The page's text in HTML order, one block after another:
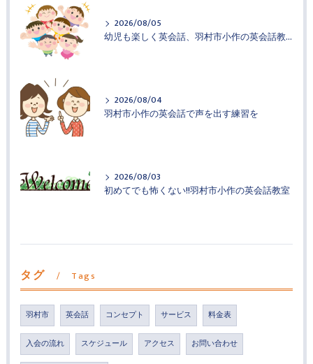
2026/08/05
幼児も楽しく英会話、羽村市小作の英会話教室
2026/08/04
羽村市小作の英会話で声を出す練習を
2026/08/03
初めてでも怖くない!!羽村市小作の英会話教室
タグ Tags
羽村市 英会話 コンセプト サービス 料金表
入会の流れ スケジュール アクセス お問い合わせ